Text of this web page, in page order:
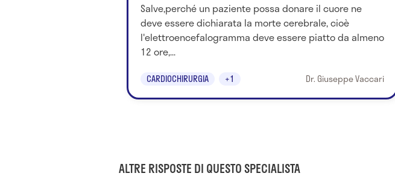
Salve,perché un paziente possa donare il cuore ne
deve essere dichiarata la morte cerebrale, cioè
l'elettroencefalogramma deve essere piatto da almeno
12 ore,...
CARDIOCHIRURGIA +1 Dr. Giuseppe Vaccari
ALTRE RISPOSTE DI QUESTO SPECIALISTA